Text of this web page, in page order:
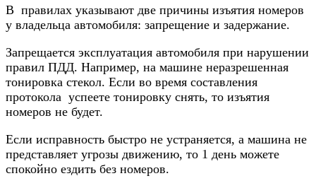
В правилах указывают две причины изъятия номеров
у владельца автомобиля: запрещение и задержание.
Запрещается эксплуатация автомобиля при нарушении
правил ПДД. Например, на машине неразрешенная
тонировка стекол. Если во время составления
протокола успеете тонировку снять, то изъятия
номеров не будет.
Если исправность быстро не устраняется, а машина не
представляет угрозы движению, то 1 день можете
спокойно ездить без номеров.